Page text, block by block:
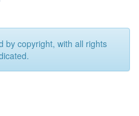
by copyright, with all rights